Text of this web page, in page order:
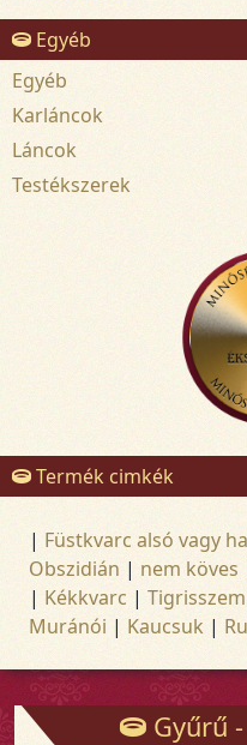
Egyéb
Egyéb
Karláncok
Láncok
Testékszerek
Termék cimkék
| Füstkvarc alsó vagy
Obszidián | nem köves
| Kékkvarc | Tigrisszem
Muránói | Kaucsuk |
Gyűrű - Gyűrűk -